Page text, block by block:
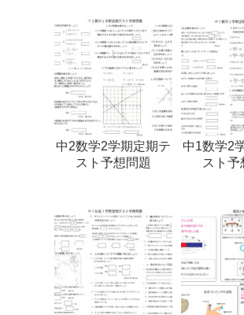
中2数学2学期定期テ
スト予想問題
中1数学2
スト予